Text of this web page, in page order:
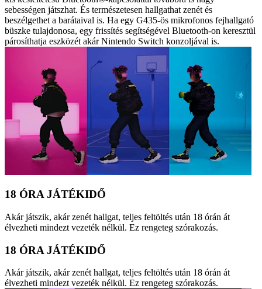
sebességen játszhat. És természetesen hallgathat zenét és
beszélgethet a barátaival is. Ha egy G435-ös mikrofonos fejhallgató
büszke tulajdonosa, egy frissítés segítségével Bluetooth-on keresztül
párosíthatja eszközét akár Nintendo Switch konzoljával is.
18 ÓRA JÁTÉKIDŐ
Akár játszik, akár zenét hallgat, teljes feltöltés után 18 órán át
élvezheti mindezt vezeték nélkül. Ez rengeteg szórakozás.
18 ÓRA JÁTÉKIDŐ
Akár játszik, akár zenét hallgat, teljes feltöltés után 18 órán át
élvezheti mindezt vezeték nélkül. Ez rengeteg szórakozás.